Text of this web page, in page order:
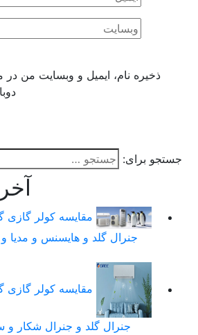
ذخیره نام، ایمیل و وبسایت من در
برای:
مقایسه کولر گازی
جنرال گلد و هایسنس و مدیا و
مقایسه کولر گازی
جنرال گلد و جنرال شکار و